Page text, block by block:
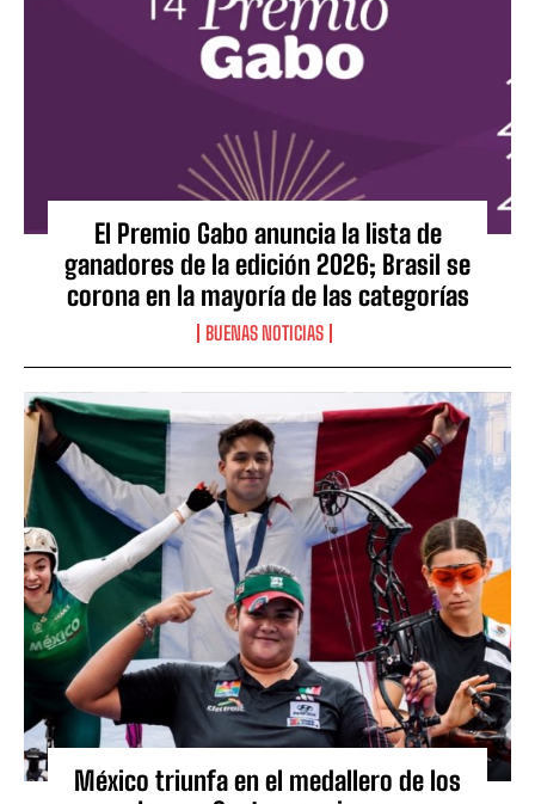
El Premio Gabo anuncia la lista de
ganadores de la edición 2026; Brasil se
corona en la mayoría de las categorías
BUENAS NOTICIAS
México triunfa en el medallero de los